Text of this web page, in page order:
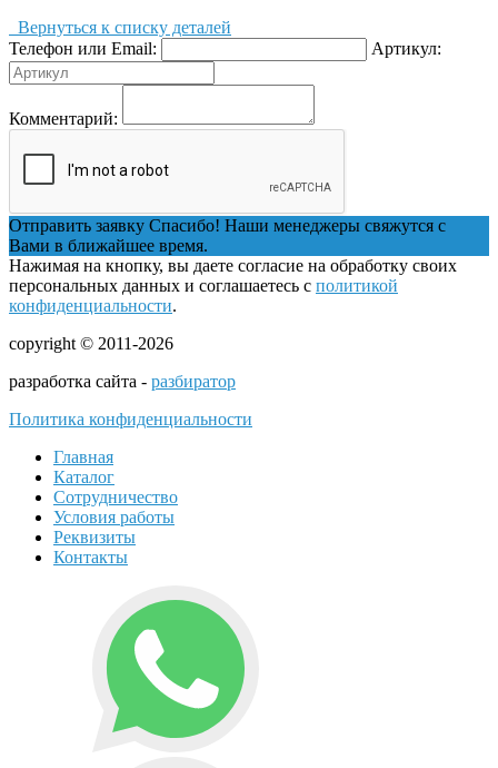
Вернуться к списку деталей
Телефон или Email:
Артикул:
Комментарий:
Отправить заявку Спасибо! Наши менеджеры свяжутся с
Вами в ближайшее время.
Нажимая на кнопку, вы даете согласие на обработку своих
персональных данных и соглашаетесь с политикой
конфиденциальности.
copyright © 2011-2026
разработка сайта - разбиратор
Политика конфиденциальности
Главная
Каталог
Сотрудничество
Условия работы
Реквизиты
Контакты